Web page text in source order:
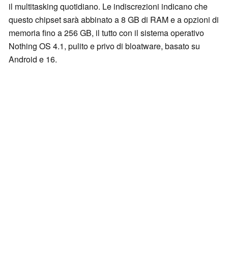
il multitasking quotidiano. Le indiscrezioni indicano che
questo chipset sarà abbinato a 8 GB di RAM e a opzioni di
memoria fino a 256 GB, il tutto con il sistema operativo
Nothing OS 4.1, pulito e privo di bloatware, basato su
Android e 16.